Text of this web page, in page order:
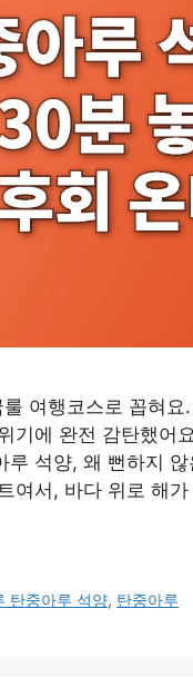
여행코스로 꼽혀
기에 완전 감탄했어
석양, 왜 뻔하지
여서, 바다 위로 해
탄중아루 석양, 탄중아루